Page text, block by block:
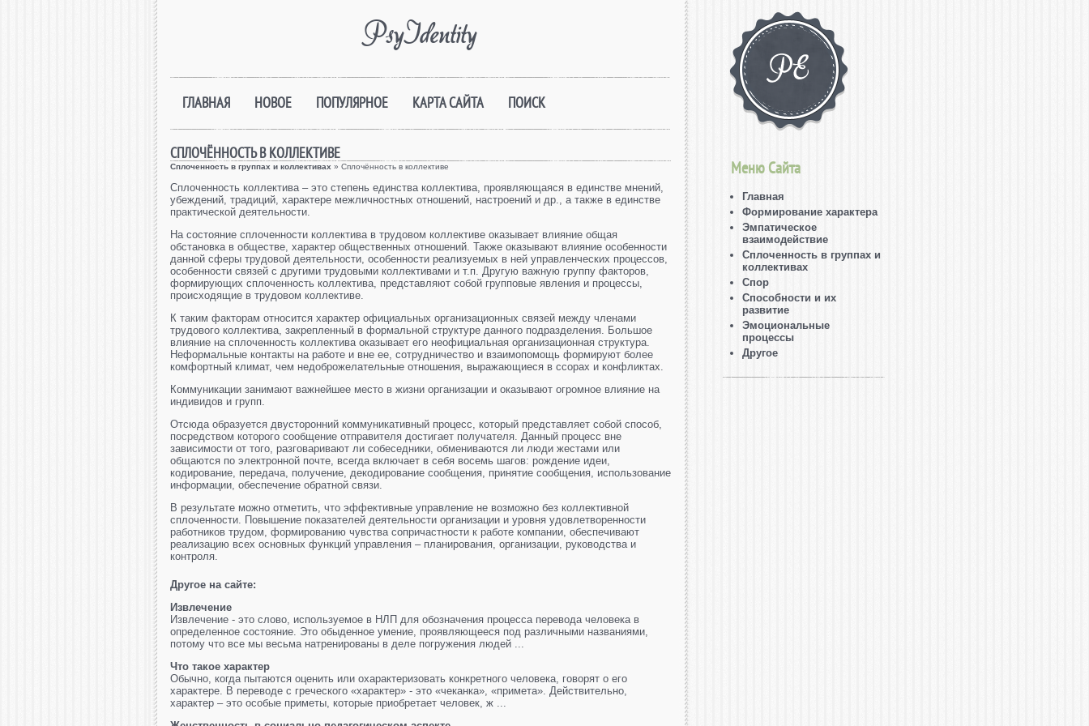
PsyIdentity
ГЛАВНАЯ НОВОЕ ПОПУЛЯРНОЕ КАРТА САЙТА ПОИСК
СПЛОЧЁННОСТЬ В КОЛЛЕКТИВЕ
Сплоченность в группах и коллективах » Сплочённость в коллективе
Сплоченность коллектива – это степень единства коллектива, проявляющаяся в единстве мнений,
убеждений, традиций, характере межличностных отношений, настроений и др., а также в единстве
практической деятельности.
На состояние сплоченности коллектива в трудовом коллективе оказывает влияние общая
обстановка в обществе, характер общественных отношений. Также оказывают влияние особенности
данной сферы трудовой деятельности, особенности реализуемых в ней управленческих процессов,
особенности связей с другими трудовыми коллективами и т.п. Другую важную группу факторов,
формирующих сплоченность коллектива, представляют собой групповые явления и процессы,
происходящие в трудовом коллективе.
К таким факторам относится характер официальных организационных связей между членами
трудового коллектива, закрепленный в формальной структуре данного подразделения. Большое
влияние на сплоченность коллектива оказывает его неофициальная организационная структура.
Неформальные контакты на работе и вне ее, сотрудничество и взаимопомощь формируют более
комфортный климат, чем недоброжелательные отношения, выражающиеся в ссорах и конфликтах.
Коммуникации занимают важнейшее место в жизни организации и оказывают огромное влияние на
индивидов и групп.
Отсюда образуется двусторонний коммуникативный процесс, который представляет собой способ,
посредством которого сообщение отправителя достигает получателя. Данный процесс вне
зависимости от того, разговаривают ли собеседники, обмениваются ли люди жестами или
общаются по электронной почте, всегда включает в себя восемь шагов: рождение идеи,
кодирование, передача, получение, декодирование сообщения, принятие сообщения, использование
информации, обеспечение обратной связи.
В результате можно отметить, что эффективные управление не возможно без коллективной
сплоченности. Повышение показателей деятельности организации и уровня удовлетворенности
работников трудом, формированию чувства сопричастности к работе компании, обеспечивают
реализацию всех основных функций управления – планирования, организации, руководства и
контроля.
Другое на сайте:
Извлечение
Извлечение - это слово, используемое в НЛП для обозначения процесса перевода человека в
определенное состояние. Это обыденное умение, проявляющееся под различными названиями,
потому что все мы весьма натренированы в деле погружения людей ...
Что такое характер
Обычно, когда пытаются оценить или охарактеризовать конкретного человека, говорят о его
характере. В переводе с греческого «характер» - это «чеканка», «примета». Действительно,
характер – это особые приметы, которые приобретает человек, ж ...
Меню Сайта
Главная
Формирование характера
Эмпатическое
взаимодействие
Сплоченность в группах и
коллективах
Спор
Способности и их
развитие
Эмоциональные
процессы
Другое